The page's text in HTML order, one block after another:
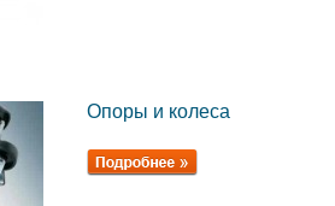
Опоры и колеса